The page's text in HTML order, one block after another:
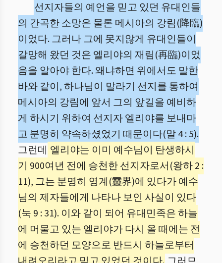
선지자들의 예언을 믿고 있던 유대인들
의 간곡한 소망은 물론 메시아의 강림(降臨)
이었다. 그러나 그에 못지않게 유대인들이
갈망해 왔던 것은 엘리야의 재림(再臨)이었
음을 알아야 한다. 왜냐하면 위에서도 말한
바와 같이, 하나님이 말라기 선지를 통하여
메시아의 강림에 앞서 그의 앞길을 예비하
게 하시기 위하여 선지자 엘리야를 보내마
고 분명히 약속하셨었기 때문이다(말 4 : 5).
그런데 엘리야는 이미 예수님이 탄생하시
기 900여년 전에 승천한 선지자로서(왕하 2 :
11), 그는 분명히 영계(靈界)에 있다가 예수
님의 제자들에게 나타나 보인 사실이 있다
(눅 9 : 31). 이와 같이 되어 유대민족은 하늘
에 머물고 있는 엘리야가 다시 올 때에는 전
에 승천하던 모양으로 반드시 하늘로부터